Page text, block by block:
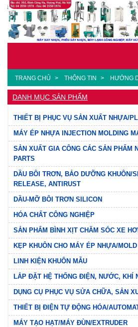
TRANG CHỦ THÔNG TIN HƯỚNG
DANH MỤC SẢN PHẨM
THIẾT BỊ PHỤC VỤ SẢN XUẤT NHỰA/
MÁY ÉP NHỰA INJECTION MOLDING
SẢN XUẤT GIA CÔNG CÁC SẢN PHẨM
PARTS
DẦU BÔI TRƠN, BẢO DƯỠNG KHUÔN/
RELEASE, ANTIRUST
DẦU-MỠ BÔI TRƠN SILICON
HÓA CHẤT CÔNG NGHIỆP
SẢN PHẨM BÌNH XỊT CHĂM SÓC XE
KẸP KHUÔN CHO MÁY ÉP NHỰA/
LINH KIỆN KHUÔN MẪU
LẮP ĐẶT HỆ THỐNG ĐIỆN, NƯỚC, KHÍ
DỤNG CỤ PHỤC VỤ SỬA CHỮA, SẢN
THIẾT BỊ ĐIỆN TỰ ĐỘNG HÓA/
MÁY TẠO HẠT/MÁY ĐÙN/EXTRUDER